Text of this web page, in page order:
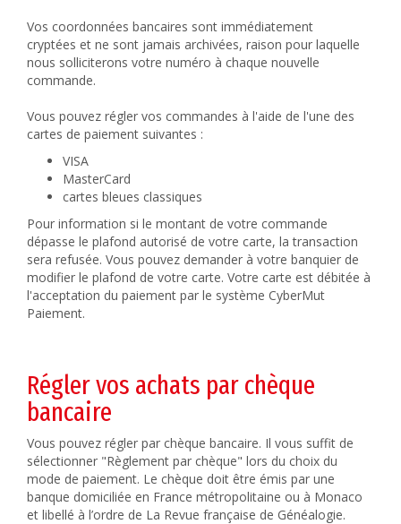
Vos coordonnées bancaires sont immédiatement
cryptées et ne sont jamais archivées, raison pour laquelle
nous solliciterons votre numéro à chaque nouvelle
commande.
Vous pouvez régler vos commandes à l'aide de l'une des
cartes de paiement suivantes :
VISA
MasterCard
cartes bleues classiques
Pour information si le montant de votre commande
dépasse le plafond autorisé de votre carte, la transaction
sera refusée. Vous pouvez demander à votre banquier de
modifier le plafond de votre carte. Votre carte est débitée à
l'acceptation du paiement par le système CyberMut
Paiement.
Régler vos achats par chèque
bancaire
Vous pouvez régler par chèque bancaire. Il vous suffit de
sélectionner "Règlement par chèque" lors du choix du
mode de paiement. Le chèque doit être émis par une
banque domiciliée en France métropolitaine ou à Monaco
et libellé à l’ordre de La Revue française de Généalogie.